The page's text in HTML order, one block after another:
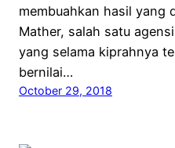
membuahkan hasil yang
Mather, salah satu
yang selama kiprahnya
bernilai…
October 29, 2018